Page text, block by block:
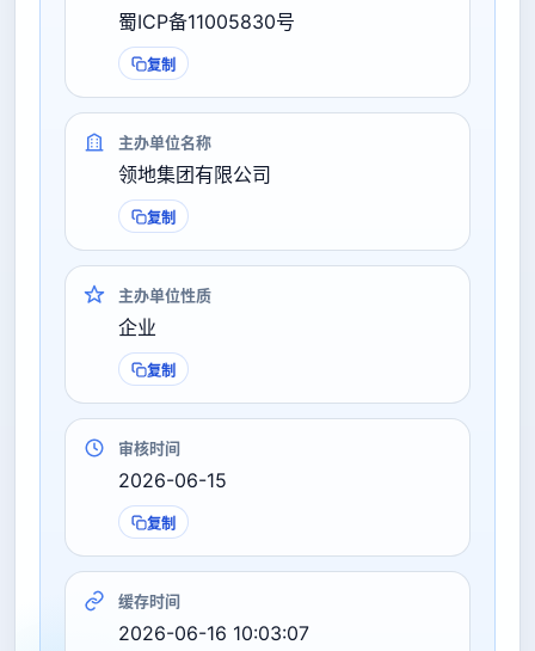
蜀ICP备11005830号
复制
主办单位名称
领地集团有限公司
复制
主办单位性质
企业
复制
审核时间
2026-06-15
复制
缓存时间
2026-06-16 10:03:07